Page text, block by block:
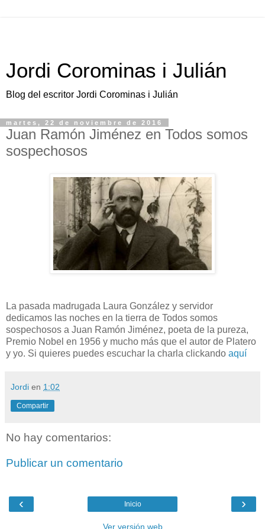
Jordi Corominas i Julián
Blog del escritor Jordi Corominas i Julián
martes, 22 de noviembre de 2016
Juan Ramón Jiménez en Todos somos
sospechosos
La pasada madrugada Laura González y servidor
dedicamos las noches en la tierra de Todos somos
sospechosos a Juan Ramón Jiménez, poeta de la pureza,
Premio Nobel en 1956 y mucho más que el autor de Platero
y yo. Si quieres puedes escuchar la charla clickando aquí
Jordi en 1:02
Compartir
No hay comentarios:
Publicar un comentario
‹ ›
Inicio
Ver versión web